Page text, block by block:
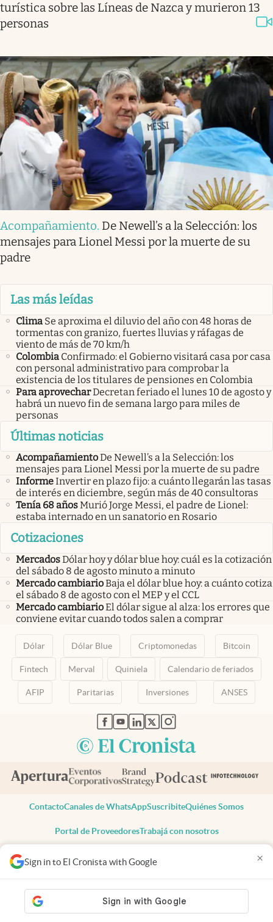
Sign in to El Cronista with Google ×
turística sobre las Líneas de Nazca y murieron 13
personas
Acompañamiento. De Newell’s a la Selección: los
mensajes para Lionel Messi por la muerte de su
padre
Las más leídas
Clima Se aproxima el diluvio del año con 48 horas de
tormentas con granizo, fuertes lluvias y ráfagas de
viento de más de 70 km/h
Colombia Confirmado: el Gobierno visitará casa por casa
con personal administrativo para comprobar la
existencia de los titulares de pensiones en Colombia
Para aprovecharDecretan feriado el lunes 10 de agosto y
habrá un nuevo fin de semana largo para miles de
personas
Últimas noticias
AcompañamientoDe Newell’s a la Selección: los
mensajes para Lionel Messi por la muerte de su padre
InformeInvertir en plazo fijo: a cuánto llegarán las tasas
de interés en diciembre, según más de 40 consultoras
Tenía 68 añosMurió Jorge Messi, el padre de Lionel:
estaba internado en un sanatorio en Rosario
Cotizaciones
MercadosDólar hoy y dólar blue hoy: cuál es la cotización
del sábado 8 de agosto minuto a minuto
Mercado cambiarioBaja el dólar blue hoy: a cuánto cotiza
el sábado 8 de agosto con el MEP y el CCL
Mercado cambiarioEl dólar sigue al alza: los errores que
conviene evitar cuando todos salen a comprar
Dólar Dólar Blue Criptomonedas Bitcoin
Fintech Merval Quiniela Calendario de feriados
AFIP Paritarias Inversiones ANSES
abre en nueva pestaña
abre en nueva pestaña
abre en nueva pestaña
abre en nueva pestaña
abre en nueva pestaña
ContactoCanales de WhatsAppSuscribiteQuiénes Somos
Portal de ProveedoresTrabajá con nosotros
Todos los derechos reservados
Privacidad
Consentimiento
Tel:+54 11 7078-3270